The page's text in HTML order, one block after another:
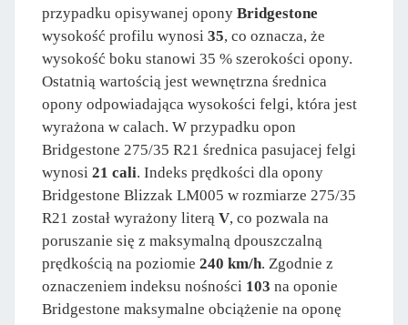
przypadku opisywanej opony Bridgestone
wysokość profilu wynosi 35, co oznacza, że
wysokość boku stanowi 35 % szerokości opony.
Ostatnią wartością jest wewnętrzna średnica
opony odpowiadająca wysokości felgi, która jest
wyrażona w calach. W przypadku opon
Bridgestone 275/35 R21 średnica pasujacej felgi
wynosi 21 cali. Indeks prędkości dla opony
Bridgestone Blizzak LM005 w rozmiarze 275/35
R21 został wyrażony literą V, co pozwala na
poruszanie się z maksymalną dpouszczalną
prędkością na poziomie 240 km/h. Zgodnie z
oznaczeniem indeksu nośności 103 na oponie
Bridgestone maksymalne obciążenie na oponę